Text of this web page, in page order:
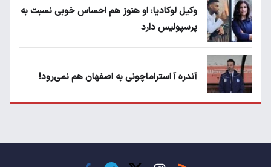
وکیل لوکادیا: او هنوز هم احساس خوبی نسبت به
پرسپولیس دارد
آندره آ استراماچونی به اصفهان هم نمی‌رود!
حسن روی هوا!